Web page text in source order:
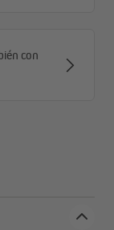
y niveles de
la variante
estor están
con